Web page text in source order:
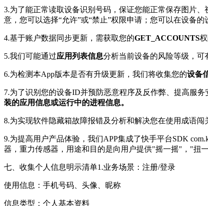
3.为了能正常读取设备识别号码，保证您能正常保存图片
意，您可以选择“允许”或“禁止”权限申请；您可以在设备
4.基于账户数据同步更新，需获取您的GET_ACCOUNTS
5.我们可能通过应用列表信息分析当前设备的风险等级，可
6.为检测本App版本是否有升级更新，我们将收集您的设备
7.为了识别您的设备ID并预防恶意程序及反作弊、提高服
装的应用信息或运行中的进程信息。
8.为实现软件隐藏箱故障报错及分析和解决您在使用成语
9.为提高用户产品体验，我们APP集成了快手平台SDK
器，重力传感器，用途和目的是向用户提供"摇一摇"，"扭一
七、收集个人信息明示清单1.业务场景：注册/登录
使用信息：手机号码、头像、昵称
信息类型：个人基本资料